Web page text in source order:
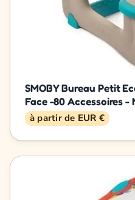
SMOBY Bureau Petit
Face -80 Accessoires -
à partir de EUR €